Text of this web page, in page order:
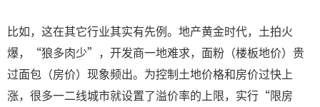
比如，这在其它行业其实有先例。地产黄金时代，土拍火
爆，“狼多肉少”，开发商一地难求，面粉（楼板地价）贵
过面包（房价）现象频出。为控制土地价格和房价过快上
涨，很多一二线城市就设置了溢价率的上限，实行“限房